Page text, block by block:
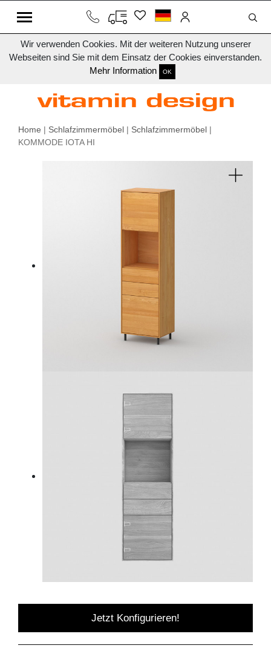
Wir verwenden Cookies. Mit der weiteren Nutzung unserer
Webseiten sind Sie mit dem Einsatz der Cookies einverstanden.
Mehr Information
OK
Home | Schlafzimmermöbel | Schlafzimmermöbel |
KOMMODE IOTA HI
Jetzt Konfigurieren!